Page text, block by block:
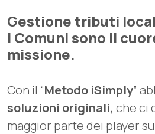
Gestione tributi
i Comuni sono il
missione.
Con il “Metodo iSimply”
soluzioni originali, che ci
maggior parte dei player